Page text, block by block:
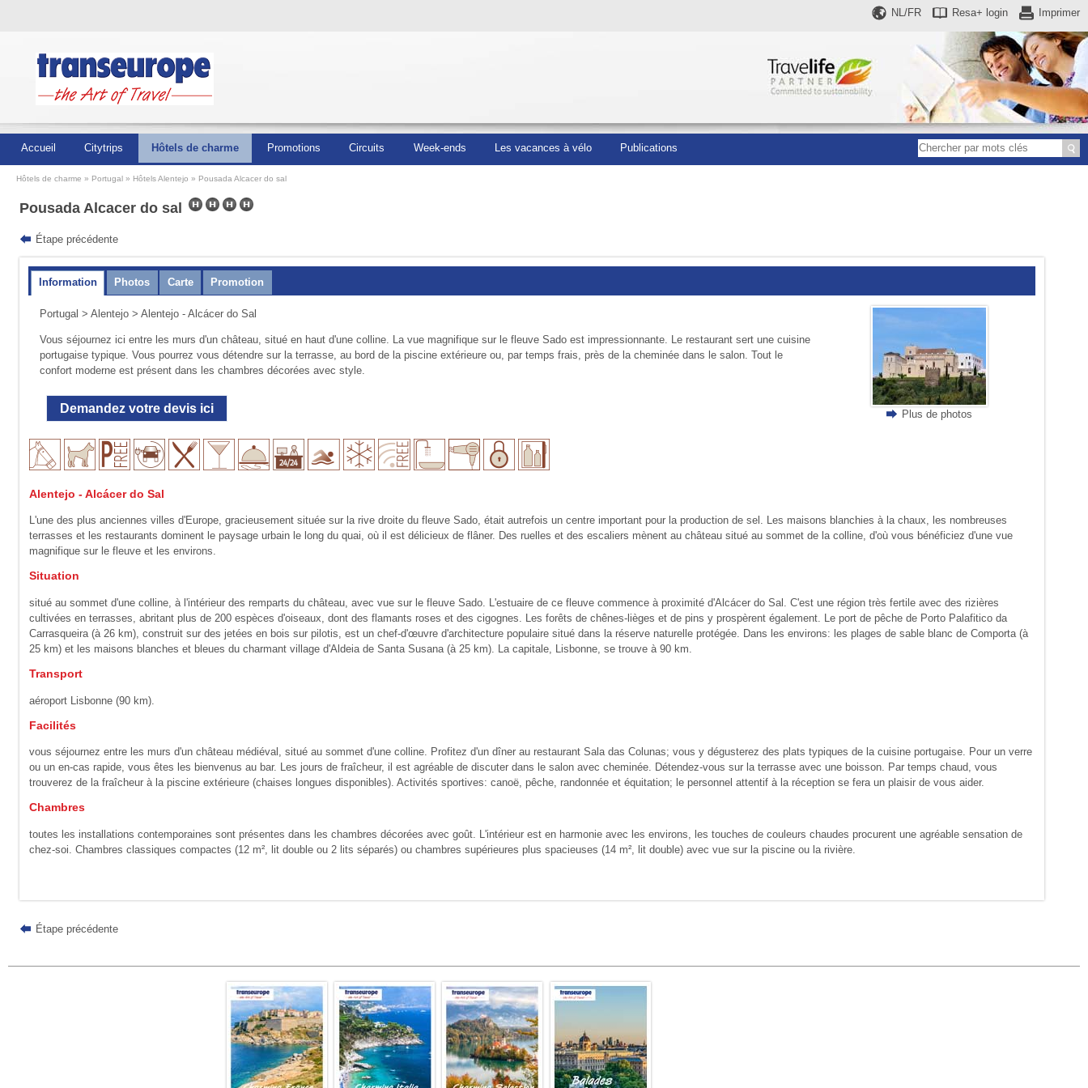
Imprimer
Resa+ login
NL/FR
Accueil Citytrips Hôtels de charme Promotions Circuits Week-ends Les vacances à vélo Publications
Hôtels de charme Portugal Hôtels Alentejo Pousada Alcacer do sal
Pousada Alcacer do sal
Étape précédente
Information Photos Carte Promotion
Portugal >Alentejo > Alentejo - Alcácer do Sal
Vous séjournez ici entre les murs d'un château, situé en haut d'une colline. La vue magnifique sur le fleuve Sado est impressionnante. Le restaurant sert une cuisine
portugaise typique. Vous pourrez vous détendre sur la terrasse, au bord de la piscine extérieure ou, par temps frais, près de la cheminée dans le salon. Tout le
confort moderne est présent dans les chambres décorées avec style.
Demandez votre devis ici Plus de photos
Alentejo - Alcácer do Sal
L'une des plus anciennes villes d'Europe, gracieusement située sur la rive droite du fleuve Sado, était autrefois un centre important pour la production de sel. Les maisons blanchies à la chaux, les nombreuses
terrasses et les restaurants dominent le paysage urbain le long du quai, où il est délicieux de flâner. Des ruelles et des escaliers mènent au château situé au sommet de la colline, d'où vous bénéficiez d'une vue
magnifique sur le fleuve et les environs.
Situation
situé au sommet d'une colline, à l'intérieur des remparts du château, avec vue sur le fleuve Sado. L'estuaire de ce fleuve commence à proximité d'Alcácer do Sal. C'est une région très fertile avec des rizières
cultivées en terrasses, abritant plus de 200 espèces d'oiseaux, dont des flamants roses et des cigognes. Les forêts de chênes-lièges et de pins y prospèrent également. Le port de pêche de Porto Palafitico da
Carrasqueira (à 26 km), construit sur des jetées en bois sur pilotis, est un chef-d'œuvre d'architecture populaire situé dans la réserve naturelle protégée. Dans les environs: les plages de sable blanc de Comporta (à
25 km) et les maisons blanches et bleues du charmant village d'Aldeia de Santa Susana (à 25 km). La capitale, Lisbonne, se trouve à 90 km.
Transport
aéroport Lisbonne (90 km).
Facilités
vous séjournez entre les murs d'un château médiéval, situé au sommet d'une colline. Profitez d'un dîner au restaurant Sala das Colunas; vous y dégusterez des plats typiques de la cuisine portugaise. Pour un verre
ou un en-cas rapide, vous êtes les bienvenus au bar. Les jours de fraîcheur, il est agréable de discuter dans le salon avec cheminée. Détendez-vous sur la terrasse avec une boisson. Par temps chaud, vous
trouverez de la fraîcheur à la piscine extérieure (chaises longues disponibles). Activités sportives: canoë, pêche, randonnée et équitation; le personnel attentif à la réception se fera un plaisir de vous aider.
Chambres
toutes les installations contemporaines sont présentes dans les chambres décorées avec goût. L'intérieur est en harmonie avec les environs, les touches de couleurs chaudes procurent une agréable sensation de
chez-soi. Chambres classiques compactes (12 m², lit double ou 2 lits séparés) ou chambres supérieures plus spacieuses (14 m², lit double) avec vue sur la piscine ou la rivière.
Étape précédente